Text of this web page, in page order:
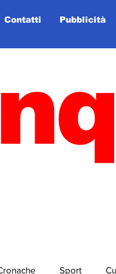
Contatti Pubblicità
Sport